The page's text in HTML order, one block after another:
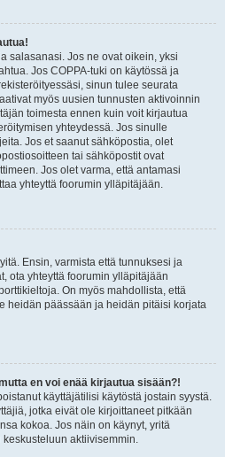
salasanasi. Jos ne ovat oikein, yksi
Jos COPPA-tuki on käytössä ja
sinun tulee seurata
myös uusien tunnusten aktivoinnin
toimesta ennen kuin voit kirjautua
yhteydessä. Jos sinulle
Jos et saanut sähköpostia, olet
tai sähköpostit ovat
Jos olet varma, että antamasi
yhteyttä foorumin ylläpitäjään.
Ensin, varmista että tunnuksesi ja
ota yhteyttä foorumin ylläpitäjään
On myös mahdollista, että
heidän päässään ja heidän pitäisi korjata
en voi enää kirjautua sisään?!
käyttäjätilisi käytöstä jostain syystä.
jotka eivät ole kirjoittaneet pitkään
kokoa. Jos näin on käynyt, yritä
aktiivisemmin.